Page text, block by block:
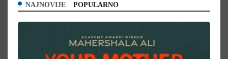
NAJNOVIJE POPULARNO